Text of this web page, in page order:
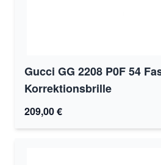
Gucci GG 2208 P0F 54
Korrektionsbrille
209,00 €